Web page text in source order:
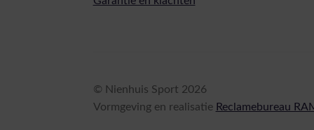
© Nienhuis Sport 2026
Vormgeving en realisatie Reclamebureau